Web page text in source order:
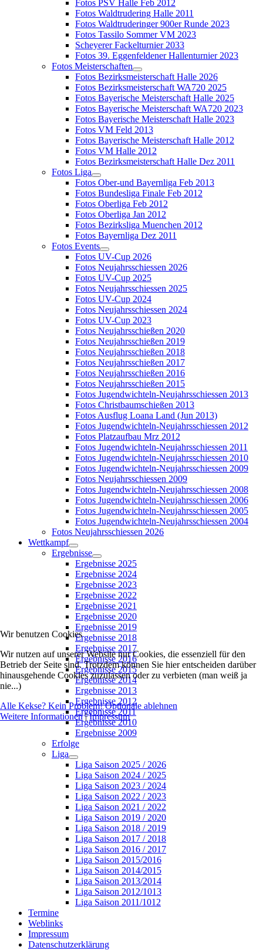
Fotos PSV Halle Feb 2012
Fotos Waldtrudering Halle 2011
Fotos Waldtruderinger 900er Runde 2023
Fotos Tassilo Sommer VM 2023
Scheyerer Fackelturnier 2033
Fotos 39. Eggenfeldener Hallenturnier 2023
Fotos Meisterschaften
Fotos Bezirksmeisterschaft Halle 2026
Fotos Bezirksmeisterschaft WA720 2025
Fotos Bayerische Meisterschaft Halle 2025
Fotos Bayerische Meisterschaft WA720 2023
Fotos Bayerische Meisterschaft Halle 2023
Fotos VM Feld 2013
Fotos Bayerische Meisterschaft Halle 2012
Fotos VM Halle 2012
Fotos Bezirksmeisterschaft Halle Dez 2011
Fotos Liga
Fotos Ober-und Bayernliga Feb 2013
Fotos Bundesliga Finale Feb 2012
Fotos Oberliga Feb 2012
Fotos Oberliga Jan 2012
Fotos Bezirksliga Muenchen 2012
Fotos Bayernliga Dez 2011
Fotos Events
Fotos UV-Cup 2026
Fotos Neujahrsschiessen 2026
Fotos UV-Cup 2025
Fotos Neujahrsschiessen 2025
Fotos UV-Cup 2024
Fotos Neujahrsschiessen 2024
Fotos UV-Cup 2023
Fotos Neujahrsschießen 2020
Fotos Neujahrsschießen 2019
Fotos Neujahrsschießen 2018
Fotos Neujahrsschießen 2017
Fotos Neujahrsschießen 2016
Fotos Neujahrsschießen 2015
Fotos Jugendwichteln-Neujahrsschiessen 2013
Fotos Christbaumschießen 2013
Fotos Ausflug Loana Land (Jun 2013)
Fotos Jugendwichteln-Neujahrsschiessen 2012
Fotos Platzaufbau Mrz 2012
Fotos Jugendwichteln-Neujahrsschiessen 2011
Fotos Jugendwichteln-Neujahrsschiessen 2010
Fotos Jugendwichteln-Neujahrsschiessen 2009
Fotos Neujahrsschiessen 2009
Fotos Jugendwichteln-Neujahrsschiessen 2008
Fotos Jugendwichteln-Neujahrsschiessen 2006
Fotos Jugendwichteln-Neujahrsschiessen 2005
Fotos Jugendwichteln-Neujahrsschiessen 2004
Fotos Neujahrsschiessen 2026
Wettkampf
Ergebnisse
Ergebnisse 2025
Ergebnisse 2024
Ergebnisse 2023
Ergebnisse 2022
Ergebnisse 2021
Ergebnisse 2020
Ergebnisse 2019
Ergebnisse 2018
Ergebnisse 2017
Ergebnisse 2016
Ergebnisse 2015
Ergebnisse 2014
Ergebnisse 2013
Ergebnisse 2012
Ergebnisse 2011
Ergebnisse 2010
Ergebnisse 2009
Erfolge
Liga
Liga Saison 2025 / 2026
Liga Saison 2024 / 2025
Liga Saison 2023 / 2024
Liga Saison 2022 / 2023
Liga Saison 2021 / 2022
Liga Saison 2019 / 2020
Liga Saison 2018 / 2019
Liga Saison 2017 / 2018
Liga Saison 2016 / 2017
Liga Saison 2015/2016
Liga Saison 2014/2015
Liga Saison 2013/2014
Liga Saison 2012/1013
Liga Saison 2011/1012
Termine
Weblinks
Impressum
Datenschutzerklärung
Wir benutzen Cookies
Wir nutzen auf unserer Website nur Cookies, die essenziell für den
Betrieb der Seite sind. Trotzdem können Sie hier entscheiden darüber
hinausgehende Cookies zuzulassen oder zu verbieten (man weiß ja
nie...)
Alle Kekse? Kein Problem! Optionale ablehnen
Weitere Informationen|Impressum